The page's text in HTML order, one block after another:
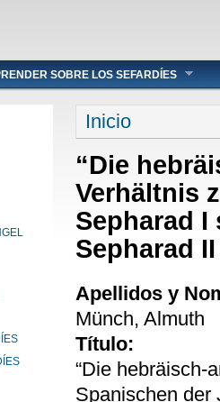
SOBRE LOS SEFARDÍES
Se encuentra
Inicio
“Die
Verhältnis
Sepharad
Sepharad
Apellidos y
Münch, Almuth
Título:
“Die hebräisch-
Spanischen der